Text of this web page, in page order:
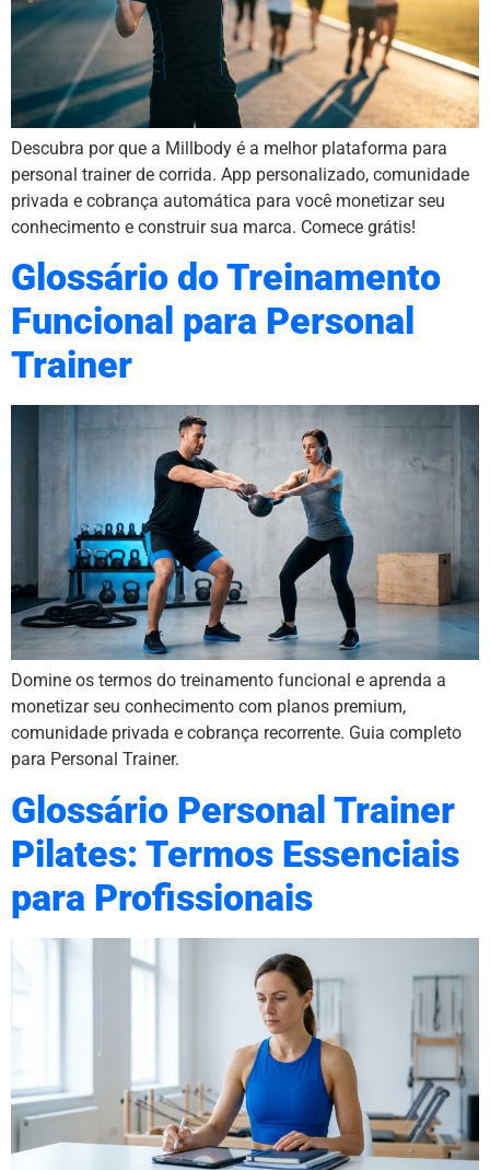
Descubra por que a Millbody é a melhor plataforma para
personal trainer de corrida. App personalizado, comunidade
privada e cobrança automática para você monetizar seu
conhecimento e construir sua marca. Comece grátis!
Glossário do Treinamento
Funcional para Personal
Trainer
Domine os termos do treinamento funcional e aprenda a
monetizar seu conhecimento com planos premium,
comunidade privada e cobrança recorrente. Guia completo
para Personal Trainer.
Glossário Personal Trainer
Pilates: Termos Essenciais
para Profissionais